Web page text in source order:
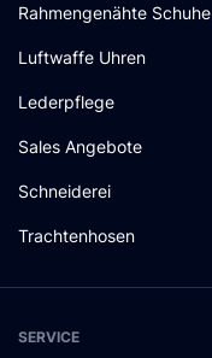
Rahmengenähte Schuhe
Luftwaffe Uhren
Lederpflege
Sales Angebote
Schneiderei
Trachtenhosen
SERVICE